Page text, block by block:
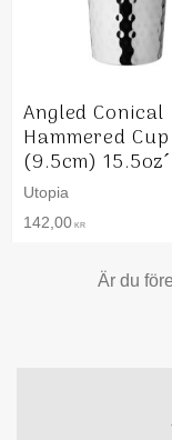
Angled Conical
Hammered Cup
(9.5cm) 15.5oz´
Utopia
142,00 KR
Är du